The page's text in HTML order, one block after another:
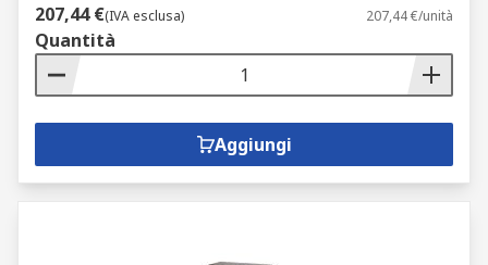
207,44 €(IVA esclusa) 207,44 €/unità
Quantità
Aggiungi